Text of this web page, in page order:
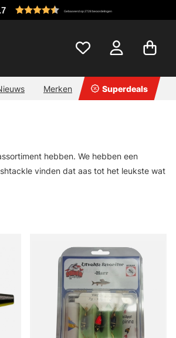
Gebaseerd op 2728 beoordelingen
Merken Superdeals
hebben. We hebben een
vinden dat aas tot het leukste wat